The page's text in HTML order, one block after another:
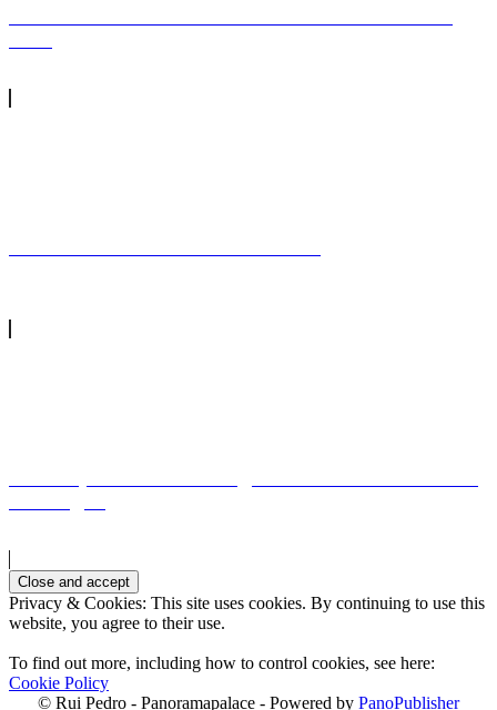
Privacy & Cookies: This site uses cookies. By continuing to use this
website, you agree to their use.
To find out more, including how to control cookies, see here:
Cookie Policy
© Rui Pedro - Panoramapalace - Powered by PanoPublisher